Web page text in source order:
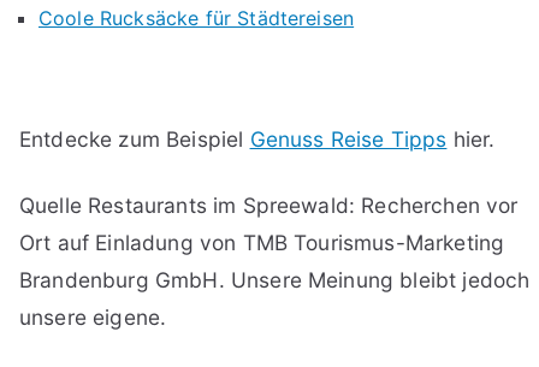
Coole Rucksäcke für Städtereisen
Entdecke zum Beispiel Genuss Reise Tipps hier.
Quelle Restaurants im Spreewald: Recherchen vor
Ort auf Einladung von TMB Tourismus-Marketing
Brandenburg GmbH. Unsere Meinung bleibt jedoch
unsere eigene.